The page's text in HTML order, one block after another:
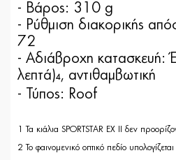
- Βάρος: 310 g
- Ρύθμιση διακορικής
72
- Αδιάβροχη κατασκευή:
λεπτά)4, αντιθαμβωτική
- Τύπος: Roof
1 Τα κιάλια SPORTSTAR EX II δεν
2 Το φαινομενικό οπτικό πεδίο